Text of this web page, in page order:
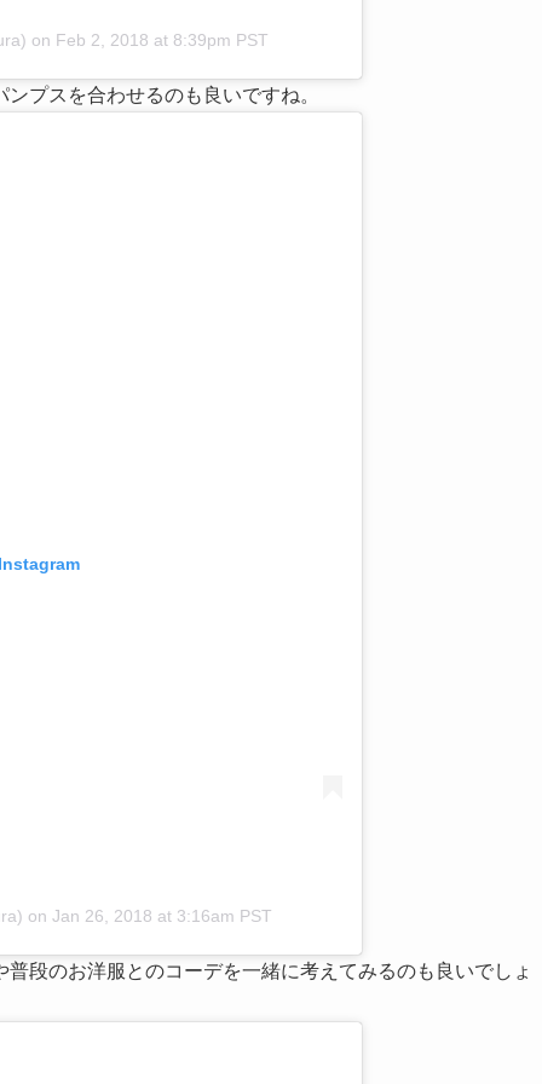
on Feb 2, 2018 at 8:39pm PST
プスを合わせるのも良いですね。
on Jan 26, 2018 at 3:16am PST
段のお洋服とのコーデを一緒に考えてみるのも良いでしょ